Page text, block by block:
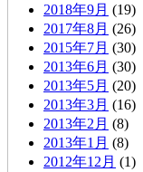
2018年9月 (19)
2017年8月 (26)
2015年7月 (30)
2013年6月 (30)
2013年5月 (20)
2013年3月 (16)
2013年2月 (8)
2013年1月 (8)
2012年12月 (1)